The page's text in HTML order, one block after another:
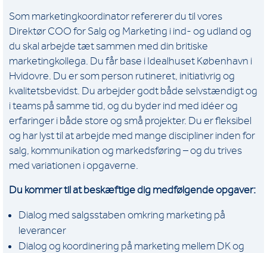
Som marketingkoordinator refererer du til vores
Direktør COO for Salg og Marketing i ind- og udland og
du skal arbejde tæt sammen med din britiske
marketingkollega. Du får base i Idealhuset København i
Hvidovre. Du er som person rutineret, initiativrig og
kvalitetsbevidst. Du arbejder godt både selvstændigt og
i teams på samme tid, og du byder ind med idéer og
erfaringer i både store og små projekter. Du er fleksibel
og har lyst til at arbejde med mange discipliner inden for
salg, kommunikation og markedsføring – og du trives
med variationen i opgaverne.
Du kommer til at beskæftige dig medfølgende opgaver:
Dialog med salgsstaben omkring marketing på
leverancer
Dialog og koordinering på marketing mellem DK og